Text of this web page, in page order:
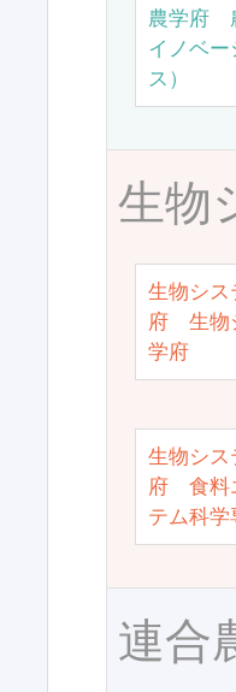
農学府
イノベー
ス）
生物
生物シス
府 生物
学府
生物シス
府 食料
テム科学
連合